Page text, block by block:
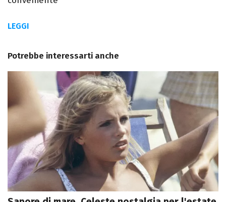
LEGGI
Potrebbe interessarti anche